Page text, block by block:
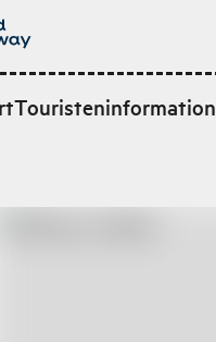
Touristeninformation